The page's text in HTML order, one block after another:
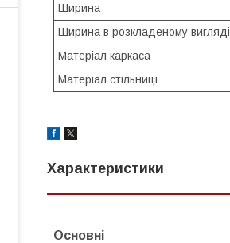
Ширина
Ширина в розкладеному вигляді
Матеріал каркаса
Матеріал стільниці
Характеристики
Основні